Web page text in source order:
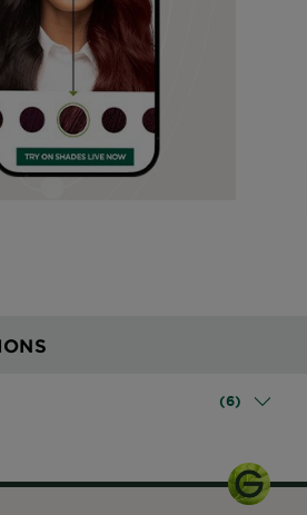
(6)